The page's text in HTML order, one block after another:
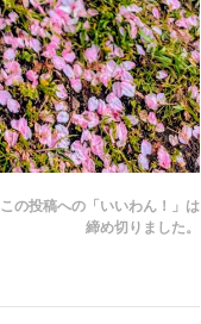
この投稿への「いいわん！」は
締め切りました。